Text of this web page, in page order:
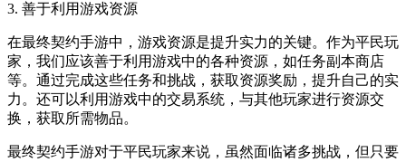
3. 善于利用游戏资源
在最终契约手游中，游戏资源是提升实力的关键。作为平民玩
家，我们应该善于利用游戏中的各种资源，如任务副本商店
等。通过完成这些任务和挑战，获取资源奖励，提升自己的实
力。还可以利用游戏中的交易系统，与其他玩家进行资源交
换，获取所需物品。
最终契约手游对于平民玩家来说，虽然面临诸多挑战，但只要